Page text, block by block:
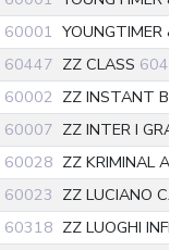
60001 YOUNGTIMER
60447 ZZ CLASS
60002 ZZ INSTANT
60007 ZZ INTER I
60028 ZZ KRIMINAL
60023 ZZ LUCIANO
60318 ZZ LUOGHI